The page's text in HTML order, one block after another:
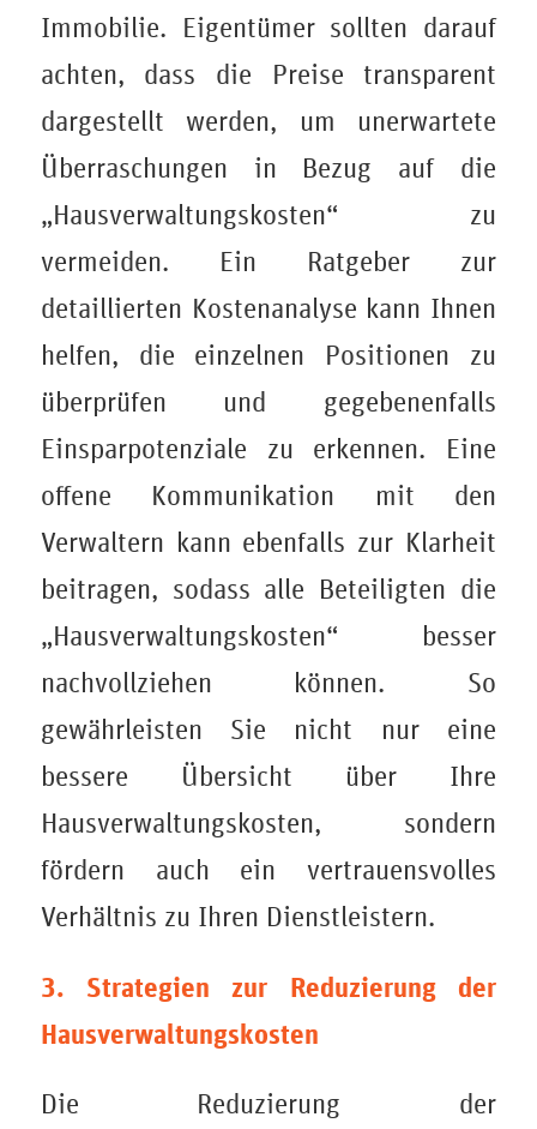
Immobilie. Eigentümer sollten darauf
achten, dass die Preise transparent
dargestellt werden, um unerwartete
Überraschungen in Bezug auf die
„Hausverwaltungskosten“ zu
vermeiden. Ein Ratgeber zur
detaillierten Kostenanalyse kann Ihnen
helfen, die einzelnen Positionen zu
überprüfen und gegebenenfalls
Einsparpotenziale zu erkennen. Eine
offene Kommunikation mit den
Verwaltern kann ebenfalls zur Klarheit
beitragen, sodass alle Beteiligten die
„Hausverwaltungskosten“ besser
nachvollziehen können. So
gewährleisten Sie nicht nur eine
bessere Übersicht über Ihre
Hausverwaltungskosten, sondern
fördern auch ein vertrauensvolles
Verhältnis zu Ihren Dienstleistern.
3. Strategien zur Reduzierung der
Hausverwaltungskosten
Die Reduzierung der